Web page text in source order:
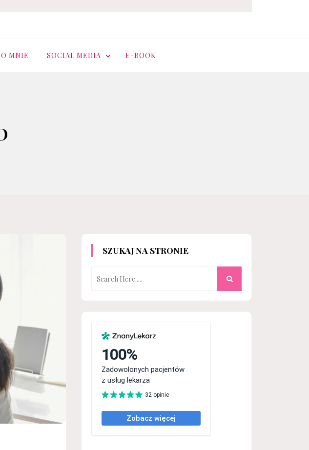
O MNIE SOCIAL MEDIA E-BOOK
SZUKAJ NA STRONIE